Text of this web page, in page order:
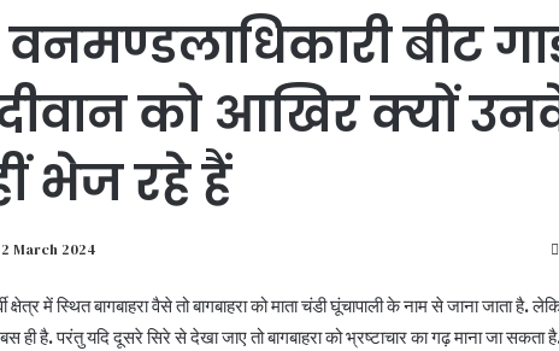
बीट
को आखिर क्यों
भेज रहे हैं
2 March 2024
क्षेत्र में स्थित बागबाहरा वैसे तो बागबाहरा को माता चंडी घूंचापाली के नाम से जाना जाता है.
ही है. परंतु यदि दूसरे सिरे से देखा जाए तो बागबाहरा को भ्रष्टाचार का गढ़ माना जा